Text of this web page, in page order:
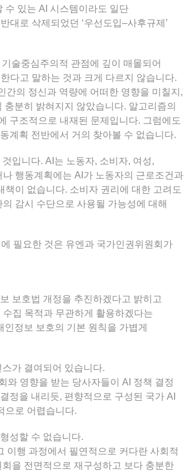
수 있는 AI 시스템이라도 일단
대로 삭제되었던 ‘우선도입–사후규제’
술중심주의적 관점에 깊이 매몰되어
다고 말하는 것과 크게 다르지 않습니다.
간의 정신과 역량에 어떠한 영향을 미칠지,
분히 밝혀지지 않았습니다. 알고리즘의
구조적으로 내재된 문제입니다. 그럼에도
계획 전반에서 거의 찾아볼 수 없습니다.
입니다. AI는 노동자, 소비자, 여성,
행동계획에는 AI가 노동자의 근로조건과
이 없습니다. 소비자 권리에 대한 고려도
감시 수단으로 사용될 가능성에 대해
필요한 것은 유엔과 국가인권위원회가
보호법 개정을 추진하겠다고 밝히고
집 목적과 무관하게 활용하겠다는
정보 보호의 기본 원칙을 가볍게
가 결여되어 있습니다.
와 영향을 받는 당사자들이 AI 정책 결정
정을 내리듯, 편향적으로 구성된 국가 AI
으로 어렵습니다.
성할 수 없습니다.
이행 과정에서 필연적으로 커다란 사회적
을 전면적으로 재구성하고 보다 충분한